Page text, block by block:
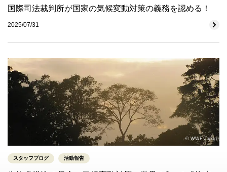
国際司法裁判所が国家の気候変動対策の義務を認める！
2025/07/31
© WWF-Japan
スタッフブログ 活動報告